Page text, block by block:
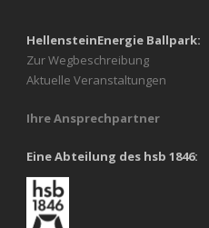
HellensteinEnergie Ballpark:
Zur Wegbeschreibung
Aktuelle Veranstaltungen
Ihre Ansprechpartner
Eine Abteilung des hsb 1846: